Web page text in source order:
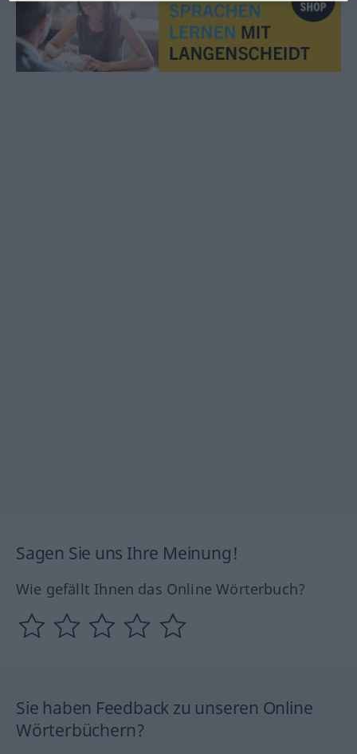
Sagen Sie uns Ihre Meinung!
Wie gefällt Ihnen das Online Wörterbuch?
Sie haben Feedback zu unseren Online
Wörterbüchern?